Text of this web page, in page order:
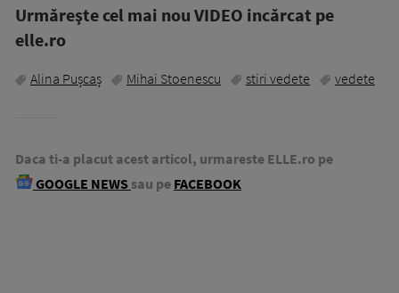
Urmăreşte cel mai nou VIDEO incărcat pe
elle.ro
Alina Pușcaș Mihai Stoenescu stiri vedete vedete
Daca ti-a placut acest articol, urmareste ELLE.ro pe
GOOGLE NEWS sau pe FACEBOOK